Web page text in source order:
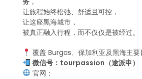
让旅程始终松弛、舒适且可控，
让这座黑海城市，
被真正融入行程，而不仅仅是被经过。
覆盖 Burgas、保加利亚及黑海主要
微信号：tourpassion（途派申）
官网：